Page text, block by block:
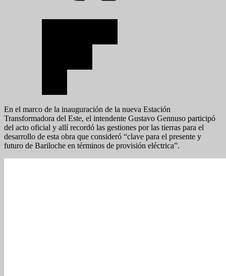
En el marco de la inauguración de la nueva Estación
Transformadora del Este, el intendente Gustavo Gennuso participó
del acto oficial y allí recordó las gestiones por las tierras para el
desarrollo de esta obra que consideró “clave para el presente y
futuro de Bariloche en términos de provisión eléctrica”.